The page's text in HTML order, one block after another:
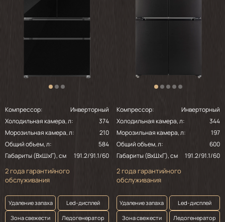
Компрессор:
Инверторный
Холодильная камера, л:
374
Морозильная камера, л:
210
Общий объем, л:
584
Габариты (ВхШхГ), см
191.2/91.1/60
2 года гарантийного
обслуживания
Удаление запаха
Led-дисплей
Зона свежести
Ледогенератор
Компрессор:
Инверторный
Холодильная камера, л:
344
Морозильная камера, л:
197
Общий объем, л:
600
Габариты (ВхШхГ), см
191.2/91.1/60
2 года гарантийного
обслуживания
Удаление запаха
Led-дисплей
Зона свежести
Ледогенератор